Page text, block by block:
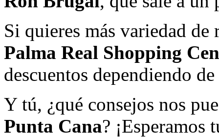
Si quieres más variedad
Palma Real Shopping
descuentos dependiendo
Y tú, ¿qué consejos nos
Punta Cana?